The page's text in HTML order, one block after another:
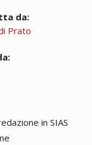
da:
Prato
in SIAS